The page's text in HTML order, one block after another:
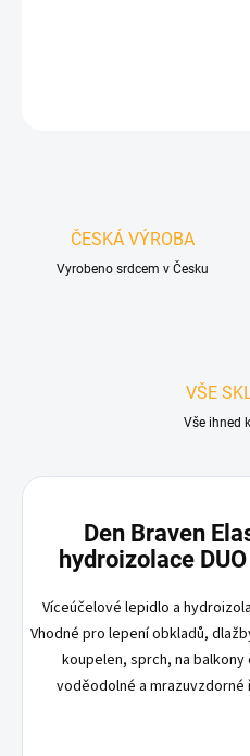
ČESKÁ VÝROBA
Vyrobeno srdcem v Česku
VŠE
Vše ihned
Den Braven
hydroizolace
Víceúčelové lepidlo a
Vhodné pro lepení obkladů,
koupelen, sprch, na
voděodolné a